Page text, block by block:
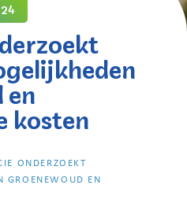
en
kosten
ONDERZOEKT
GROENEWOUD EN